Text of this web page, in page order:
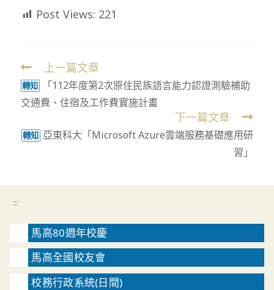
Post Views: 221
Read
more
articles
上一篇文章
轉知
「112年度第2次原住民族語言能力認證測驗補助
交通費、住宿及工作費實施計畫
下一篇文章
轉知 亞東科大「Microsoft Azure雲端服務基礎應用研
習」
:::
馬高80週年校慶
馬高全國校友會
校務行政系統(日間)